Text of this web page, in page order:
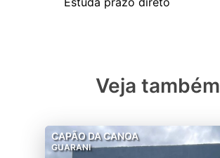
Veja também
CAPÃO DA CANOA
GUARANI